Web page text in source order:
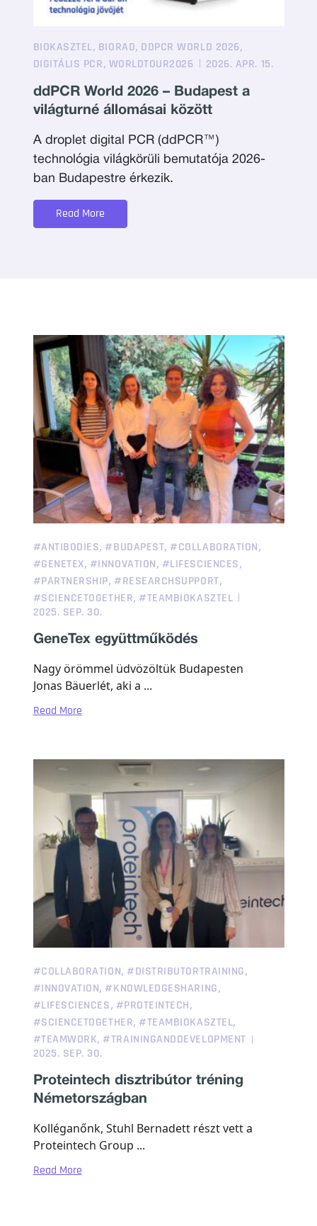
BIOKASZTEL, BIORAD, DDPCR WORLD 2026,
DIGITÁLIS PCR, WORLDTOUR2026 2026. APR. 15.
ddPCR World 2026 – Budapest a
világturné állomásai között
A droplet digital PCR (ddPCR™)
technológia világkörüli bemutatója 2026-
ban Budapestre érkezik.
Read More
#ANTIBODIES, #BUDAPEST, #COLLABORATION,
#GENETEX, #INNOVATION, #LIFESCIENCES,
#PARTNERSHIP, #RESEARCHSUPPORT,
#SCIENCETOGETHER, #TEAMBIOKASZTEL
2025. SEP. 30.
GeneTex együttműködés
Nagy örömmel üdvözöltük Budapesten
Jonas Bäuerlét, aki a ...
Read More
#COLLABORATION, #DISTRIBUTORTRAINING,
#INNOVATION, #KNOWLEDGESHARING,
#LIFESCIENCES, #PROTEINTECH,
#SCIENCETOGETHER, #TEAMBIOKASZTEL,
#TEAMWORK, #TRAININGANDDEVELOPMENT
2025. SEP. 30.
Proteintech disztribútor tréning
Németországban
Kolléganőnk, Stuhl Bernadett részt vett a
Proteintech Group ...
Read More